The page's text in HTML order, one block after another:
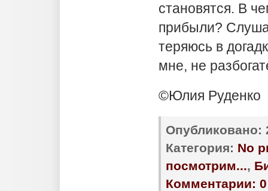
становятся. В
прибыли?
теряюсь в
мне, не
©Юлия Руденко
Опубликовано:
Категория: No
посмотрим...,
Комментарии: 0